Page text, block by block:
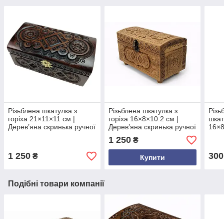
Різьблена шкатулка з
горіха 21×11×11 см |
Дерев’яна скринька ручної
1 250 ₴
Різьблена шкатулка з
горіха 16×8×10.2 см |
Дерев’яна скринька ручної
подарунок з Карпат з
оксамитовим дном
1 250₴
Купити 300
Подібні товари компанії